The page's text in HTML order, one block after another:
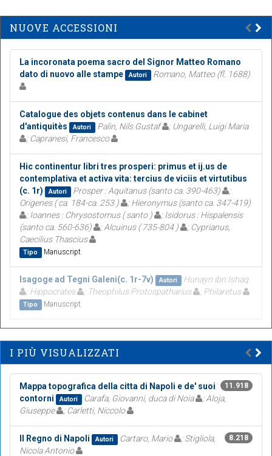
NUOVE ACCESSIONI
La incoronata poema sacro del Signor Matteo Romano
dato di nuovo alle stampe
Autori Romano, Matteo (fl. 1688)
Catalogue des objets contenus dans le cabinet
d'antiquitès
Autori Palin, Nils Gustaf
; Ungarelli, Luigi Maria
; Capranesi, Francesco
Hic continentur libri tres prosperi: primus et ij.us de
contemplativa et activa vita: tercius de viciis et virtutibus
(c. 1r)
Autori Prosper : Aquitanus (santo ca. 390-463)
;
Origenes ( ca. 184-ca. 253 )
; Hieronymus (santo ca. 347-419)
; Ioannes : Chrysostomus ( santo )
; Isidorus : Hispalensis
(santo ca. 560-636)
; Alcuinus ( 735-804 )
; Cyprianus,
Caecilius Thascius
Tipo Manuscript
Isagoge ad Tegni Galeni(c. 1r-7v) Autori
Hunayn ibn Ishaq
; Hippocrates
; Theophilus Protospatharius ; Philaretus
Tipo Manuscript
I PIÙ VISUALIZZATI
11.918
Mappa topografica della citta di Napoli e de' suoi
contorni
Autori Carafa, Giovanni, duca di Noia
; Aloja,
Giuseppe
; Carletti, Niccolo
8.218
Il Regno di Napoli Autori Cartaro, Mario
; Stigliola,
Nicola Antonio